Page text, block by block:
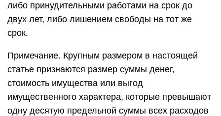
либо принудительными работами на срок до
двух лет, либо лишением свободы на тот же
срок.
Примечание. Крупным размером в настоящей
статье признаются размер суммы денег,
стоимость имущества или выгод
имущественного характера, которые превышают
одну десятую предельной суммы всех расходов